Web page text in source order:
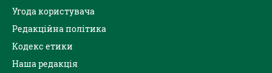
Угода користувача
Редакційна політика
Кодекс етики
Наша редакція